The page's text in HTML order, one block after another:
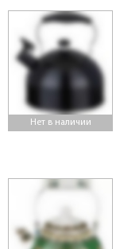
Нет в наличии